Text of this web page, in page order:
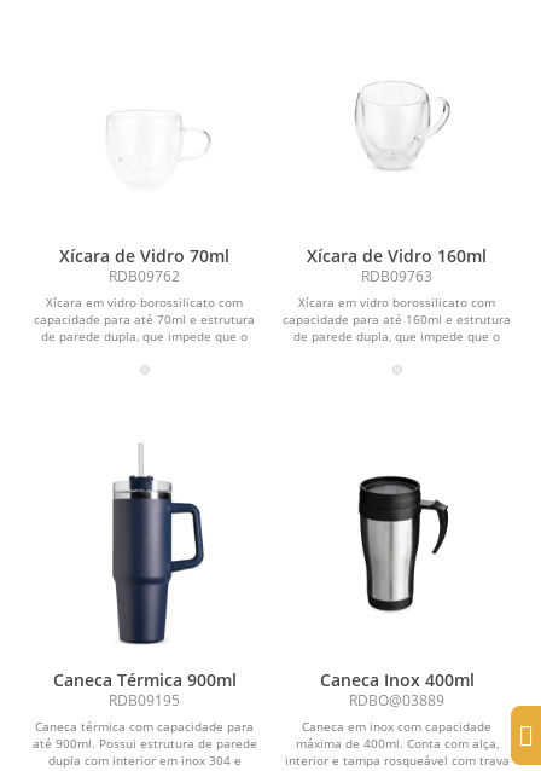
Xícara de Vidro 70ml
RDB09762
Xícara em vidro borossilicato com
capacidade para até 70ml e estrutura
de parede dupla, que impede que o
Xícara de Vidro 160ml
RDB09763
Xícara em vidro borossilicato com
capacidade para até 160ml e estrutura
de parede dupla, que impede que o
Caneca Térmica 900ml
RDB09195
Caneca térmica com capacidade para
até 900ml. Possui estrutura de parede
dupla com interior em inox 304 e
Caneca Inox 400ml
RDBO@03889
Caneca em inox com capacidade
máxima de 400ml. Conta com alça,
interior e tampa rosqueável com trava